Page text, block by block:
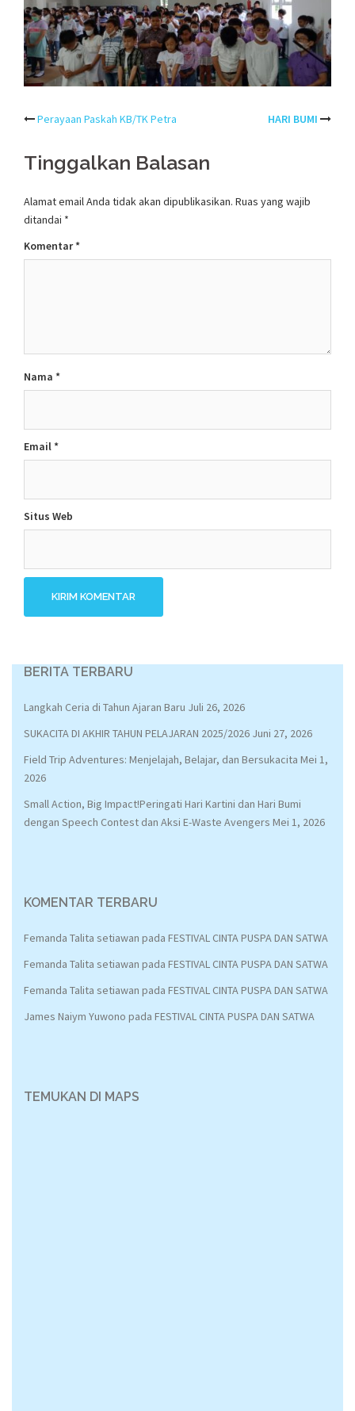
Post
navigation
Perayaan Paskah KB/TK Petra HARI BUMI
Tinggalkan Balasan
Alamat email Anda tidak akan dipublikasikan. Ruas yang wajib
ditandai *
Komentar*
Nama *
Email*
Situs Web
BERITA TERBARU
Langkah Ceria di Tahun Ajaran Baru Juli 26, 2026
SUKACITA DI AKHIR TAHUN PELAJARAN 2025/2026 Juni 27, 2026
Field Trip Adventures: Menjelajah, Belajar, dan Bersukacita Mei 1,
2026
Small Action, Big Impact!Peringati Hari Kartini dan Hari Bumi
dengan Speech Contest dan Aksi E-Waste Avengers Mei 1, 2026
KOMENTAR TERBARU
Femanda Talita setiawan pada FESTIVAL CINTA PUSPA DAN SATWA
Femanda Talita setiawan pada FESTIVAL CINTA PUSPA DAN SATWA
Femanda Talita setiawan pada FESTIVAL CINTA PUSPA DAN SATWA
James Naiym Yuwono pada FESTIVAL CINTA PUSPA DAN SATWA
TEMUKAN DI MAPS